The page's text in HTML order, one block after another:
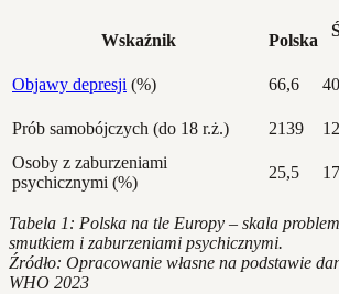
Wskaźnik Polska
Objawy depresji (%) 66,6
Prób samobójczych (do 18 r.ż.)
2139
Osoby z zaburzeniami
psychicznymi (%)
25,5
Tabela 1: Polska na tle Europy – skala
smutkiem i zaburzeniami psychicznymi.
Źródło: Opracowanie własne na podstawie
WHO 2023